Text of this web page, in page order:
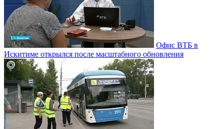
Офис ВТБ в
Искитиме открылся после масштабного обновления